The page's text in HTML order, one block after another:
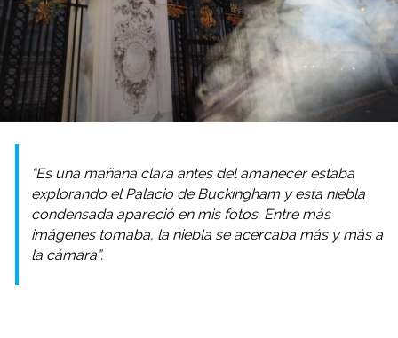
“Es una mañana clara antes del amanecer estaba
explorando el Palacio de Buckingham y esta niebla
condensada apareció en mis fotos. Entre más
imágenes tomaba, la niebla se acercaba más y más a
la cámara”.